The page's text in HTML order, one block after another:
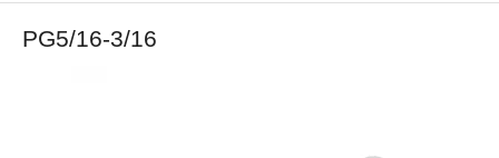
PG5/16-3/16